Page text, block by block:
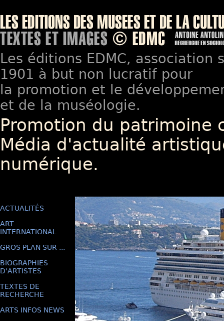
Les éditions EDMC, association
1901 à but non lucratif pour
la promotion et le
et de la muséologie.
Promotion du patrimoine
Média d'actualité
numérique.
ACTUALITÉS
ART
INTERNATIONAL
GROS PLAN SUR ...
BIOGRAPHIES
D'ARTISTES
TEXTES DE
RECHERCHE
ARTS INFOS NEWS